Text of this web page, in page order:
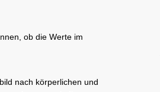
ob die Werte im
nach körperlichen und